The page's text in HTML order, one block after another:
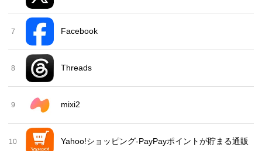
7 Facebook
8 Threads
9 mixi2
10 Yahoo!ショッピング-PayPayポイントが貯まる通販